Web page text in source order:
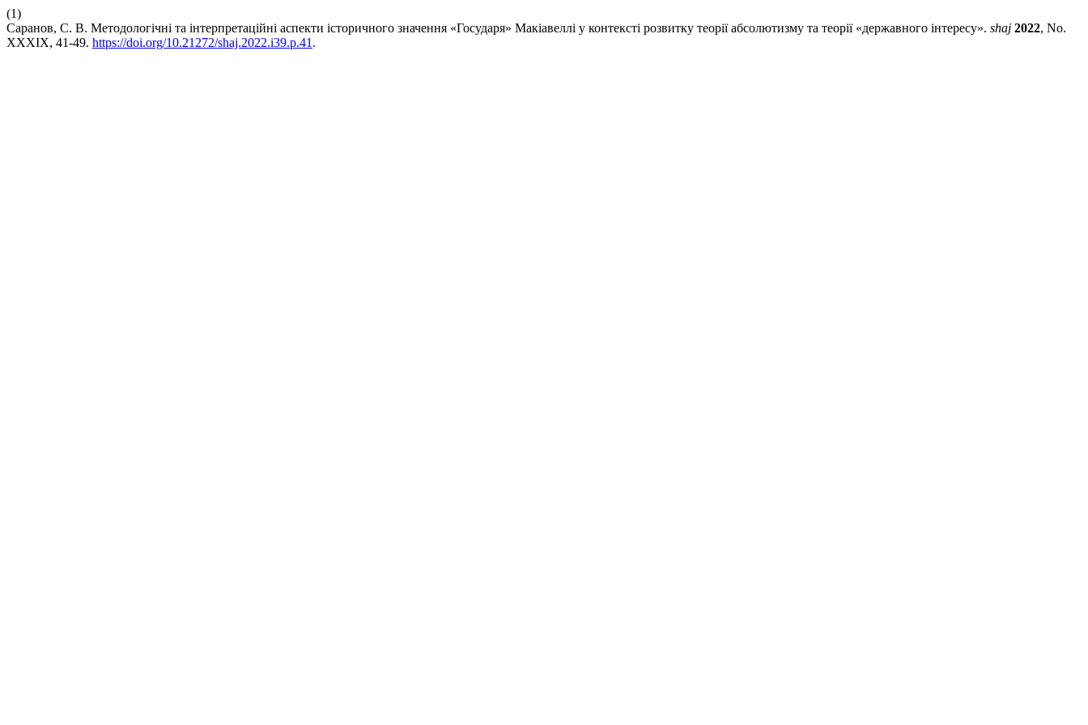
(1)
Саранов, С. В. Методологічні та інтерпретаційні аспекти історичного значення «Государя» Макіавеллі у контексті розвитку теорії абсолютизму та теорії «державного інтересу». shaj 2022, No.
XXXIX, 41-49. https://doi.org/10.21272/shaj.2022.i39.p.41 .